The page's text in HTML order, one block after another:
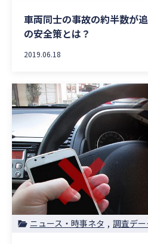
車両同士の事故の約半数が
の安全策とは？
2019.06.18
ニュース・時事ネタ 調査デー